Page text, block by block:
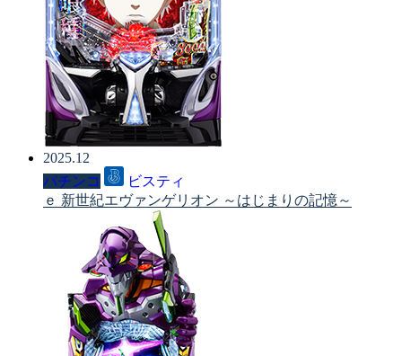
2025.12
パチンコ
ビスティ
ｅ 新世紀エヴァンゲリオン ～はじまりの記憶～